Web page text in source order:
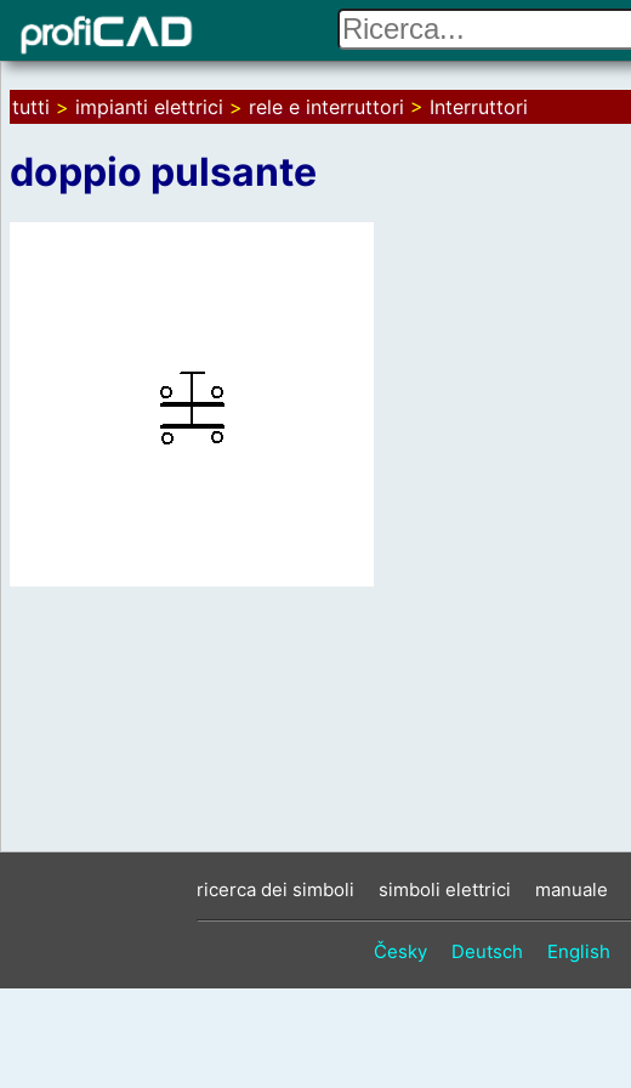
tutti > impianti elettrici > rele e interruttori > Interruttori
doppio pulsante
ricerca dei simboli simboli elettrici manuale
Česky Deutsch English